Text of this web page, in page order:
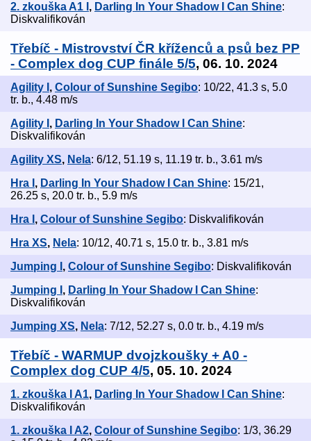
2. zkouška A1 I , Darling In Your Shadow I Can Shine:
Diskvalifikován
Třebíč - Mistrovství ČR kříženců a psů bez PP
- Complex dog CUP finále 5/5, 06. 10. 2024
Agility I , Colour of Sunshine Segibo: 10/22, 41.3 s, 5.0
tr. b., 4.48 m/s
Agility I , Darling In Your Shadow I Can Shine:
Diskvalifikován
Agility XS, Nela: 6/12, 51.19 s, 11.19 tr. b., 3.61 m/s
Hra I , Darling In Your Shadow I Can Shine: 15/21,
26.25 s, 20.0 tr. b., 5.9 m/s
Hra I , Colour of Sunshine Segibo: Diskvalifikován
Hra XS, Nela: 10/12, 40.71 s, 15.0 tr. b., 3.81 m/s
Jumping I , Colour of Sunshine Segibo: Diskvalifikován
Jumping I , Darling In Your Shadow I Can Shine:
Diskvalifikován
Jumping XS, Nela: 7/12, 52.27 s, 0.0 tr. b., 4.19 m/s
Třebíč - WARMUP dvojzkoušky + A0 -
Complex dog CUP 4/5, 05. 10. 2024
1. zkouška I A1, Darling In Your Shadow I Can Shine:
Diskvalifikován
1. zkouška I A2, Colour of Sunshine Segibo: 1/3, 36.29